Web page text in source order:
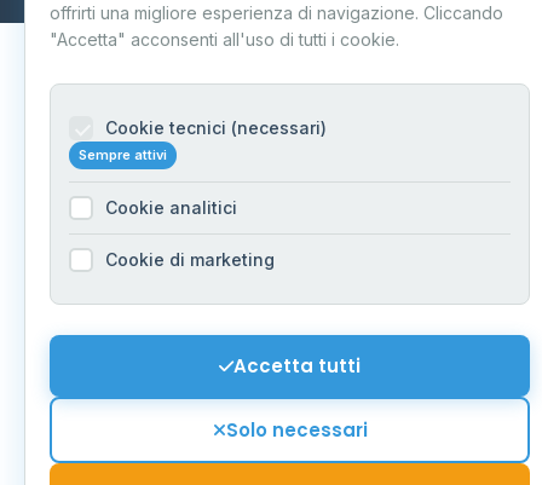
offrirti una migliore esperienza di navigazione. Cliccando
"Accetta" acconsenti all'uso di tutti i cookie.
Cookie tecnici (necessari)
Sempre attivi
Cookie analitici
Cookie di marketing
Accetta tutti
Solo necessari